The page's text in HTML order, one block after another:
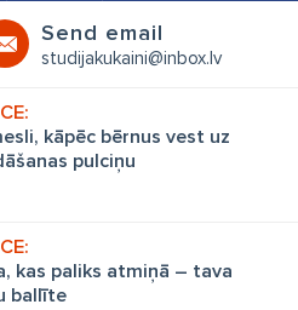
Send email
studijakukaini@inbox.lv
kāpēc bērnus vest uz
pulciņu
kas paliks atmiņā – tava
ballīte